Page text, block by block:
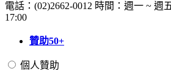
電話：(02)2662-0012 時間：週一 ~ 週
17:00
贊助50+
個人贊助